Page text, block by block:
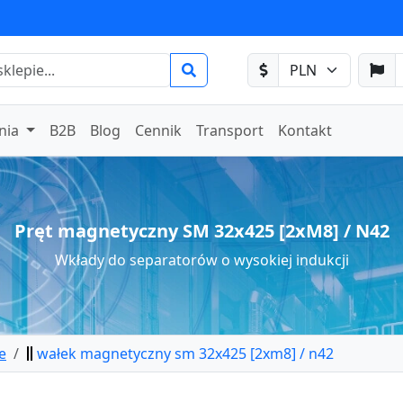
B2B Blog Cennik Transport Kontakt
Pręt magnetyczny SM 32x425 [2xM8] / N42
Wkłady do separatorów o wysokiej indukcji
wałek magnetyczny sm 32x425 [2xm8] / n42